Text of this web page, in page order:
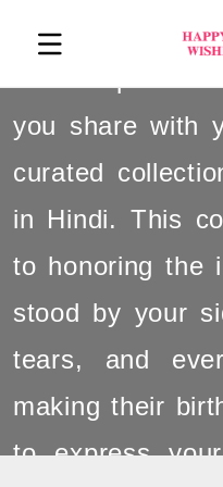
Celebrate
you share with
curated
in Hindi. This
to honoring the
stood by your
tears, and
making their
to express